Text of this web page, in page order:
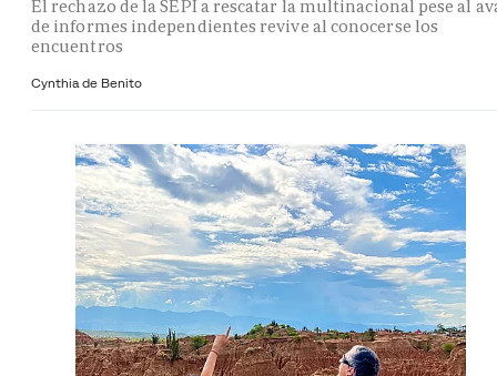
El rechazo de la SEPI a rescatar la multinacional pese al
de informes independientes revive al conocerse los
encuentros
Cynthia de Benito